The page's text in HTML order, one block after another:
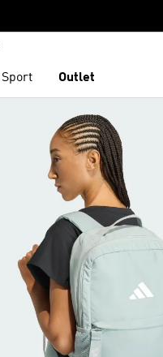
Sport Outlet